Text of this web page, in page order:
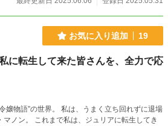
お気に入り追加 19
に転生して来た皆さんを、全力で応
、うまく立ち回れずに退場
マノン。 これまで私は、ジュリアに転生してき